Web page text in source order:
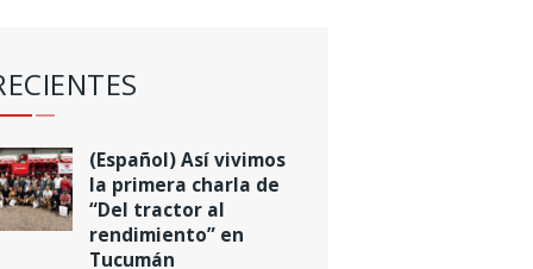
(Español) Así vivimos
la primera charla de
“Del tractor al
rendimiento” en
Tucumán